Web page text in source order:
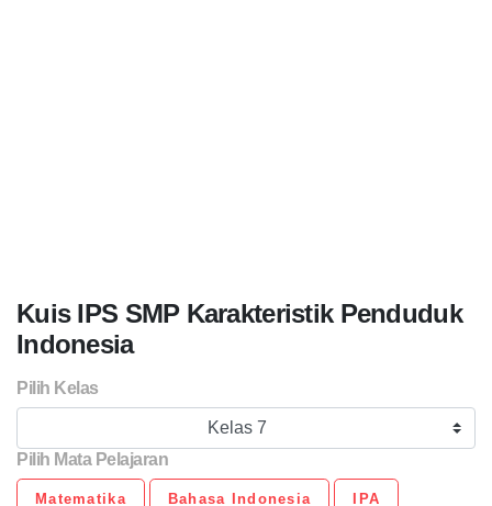
Kuis IPS SMP Karakteristik Penduduk
Indonesia
Pilih Kelas
Kelas 7
Pilih Mata Pelajaran
Matematika Bahasa Indonesia IPA